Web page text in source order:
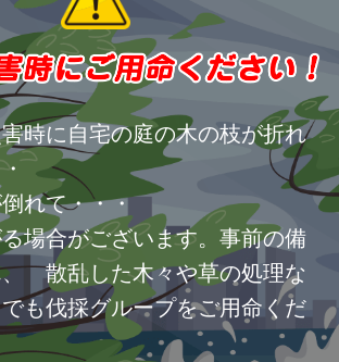
時に自宅の庭の木の枝が折れ
れて・・・
場合がございます。事前の備
散乱した木々や草の処理な
も伐採グループをご用命くだ